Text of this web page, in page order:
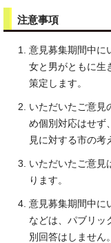
注意事項
意見募集期間中に
女と男がともに生
策定します。
いただいたご意見
め個別対応はせず
見に対する市の考
いただいたご意見
ります。
意見募集期間中に
などは、パブリッ
別回答はしません。